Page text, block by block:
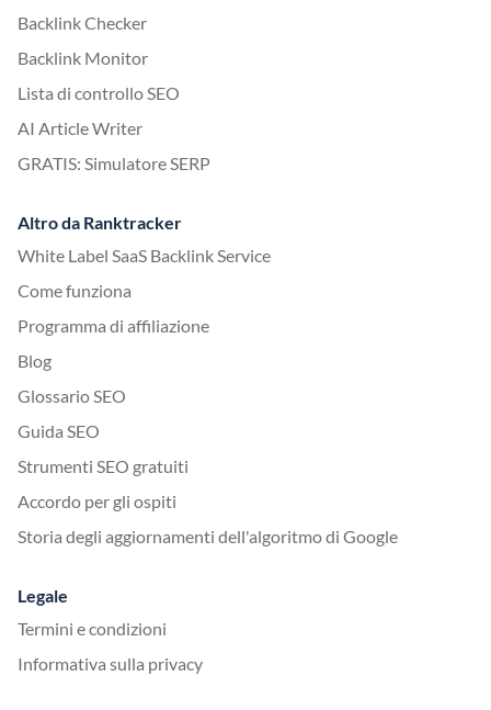
Backlink Checker
Backlink Monitor
Lista di controllo SEO
AI Article Writer
GRATIS: Simulatore SERP
Altro da Ranktracker
White Label SaaS Backlink Service
Come funziona
Programma di affiliazione
Blog
Glossario SEO
Guida SEO
Strumenti SEO gratuiti
Accordo per gli ospiti
Storia degli aggiornamenti dell'algoritmo di Google
Legale
Termini e condizioni
Informativa sulla privacy